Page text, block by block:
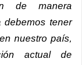
de manera
debemos tener
nuestro país,
actual de